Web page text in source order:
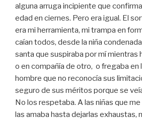
alguna arruga incipiente que
edad en ciernes. Pero era igual. El
era mi herramienta, mi trampa en
caían todos, desde la niña
santa que suspiraba por mí mientras
o en compañía de otro, o fregaba en
hombre que no reconocía sus
seguro de sus méritos porque se
No los respetaba. A las niñas que
las amaba hasta dejarlas exhaustas,